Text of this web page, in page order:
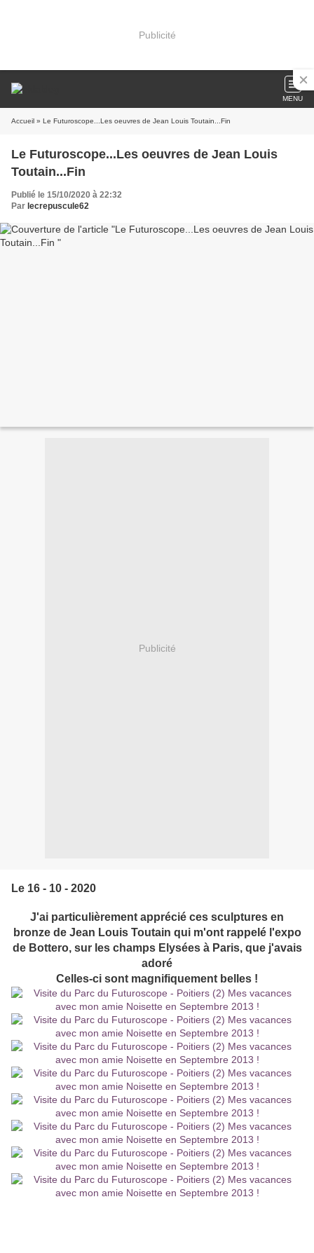
Publicité
MENU
Accueil » Le Futuroscope...Les oeuvres de Jean Louis Toutain...Fin
Le Futuroscope...Les oeuvres de Jean Louis
Toutain...Fin
Publié le 15/10/2020 à 22:32
Par lecrepuscule62
Publicité
Le 16 - 10 - 2020
J'ai particulièrement apprécié ces sculptures en
bronze de Jean Louis Toutain qui m'ont rappelé l'expo
de Bottero, sur les champs Elysées à Paris, que j'avais
adoré
Celles-ci sont magnifiquement belles !